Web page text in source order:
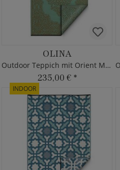
OLINA
Outdoor Teppich mit Orient Muster
235,00 € *
INDOOR